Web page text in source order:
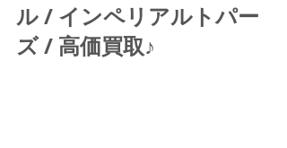
ル / インペリアルトパー
ズ / 高価買取♪